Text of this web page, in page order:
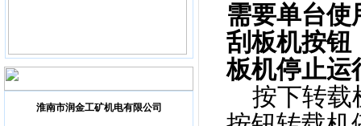
淮南市润金工矿机电有限公司
需要单台使
刮板机按钮
板机停止运
按下转载